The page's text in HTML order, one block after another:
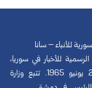
للأنباء – سانا
للأخبار في سوريا،
تأسست في 24 يونيو 1965. تتبع وزارة